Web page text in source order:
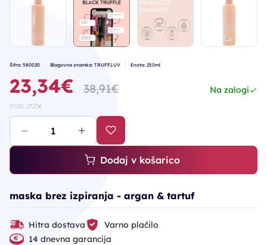
Šifra: 580020 Blagovna znamka: TRUFFLUV Enota: 250ml
23,34€ 38,91€ Na zalogi
PC30: 27,23€
Dodaj v košarico
maska brez izpiranja - argan & tartuf
Hitra dostava
Varno plačilo
14 dnevna garancija